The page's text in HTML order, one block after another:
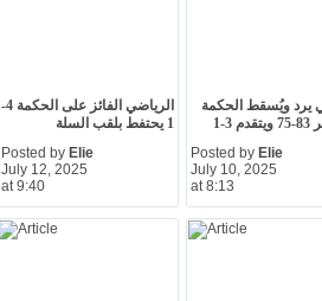
الرياضي الفائز على الحكمة 4-
1 يحتفط بلقب السلة
Posted by Elie
July 12, 2025
at 9:40
يرد ويُسقط الحكمة
1
Posted by Elie
July 10, 2025
at 8:13